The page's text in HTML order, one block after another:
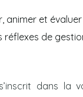
animer et
réflexes de
dans la